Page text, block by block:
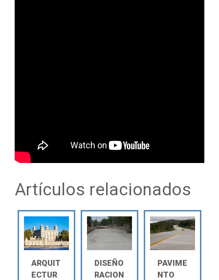
Artículos relacionados
ARQUIT
ECTUR
DISEÑO
RACION
PAVIME
NTO